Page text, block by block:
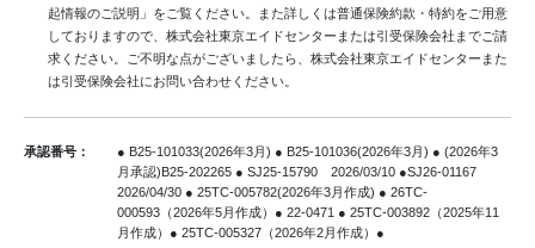
起情報のご説明」をご覧ください。また詳しくは普通保険約款・特約をご用意
しておりますので、株式会社東京エイドセンターまたは引受保険会社までご請
求ください。ご不明な点がございましたら、株式会社東京エイドセンターまた
は引受保険会社にお問い合わせください。
承認番号：
● B25-101033(2026年3月) ● B25-101036(2026年3月) ● (2026年3
月承認)B25-202265 ● SJ25-15790 2026/03/10 ●SJ26-01167
2026/04/30 ● 25TC-005782(2026年3月作成) ● 26TC-
000593（2026年5月作成）● 22-0471 ● 25TC-003892（2025年11
月作成）● 25TC-005327（2026年2月作成） ●